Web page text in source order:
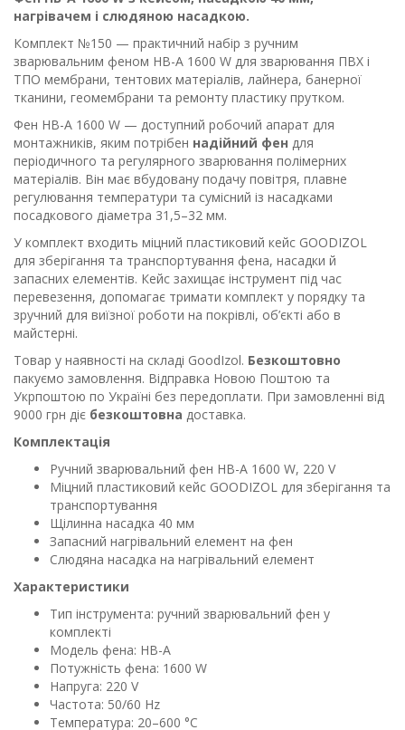
нагрівачем і слюдяною насадкою.
Комплект №150 — практичний набір з ручним
зварювальним феном HB-A 1600 W для зварювання ПВХ і
ТПО мембрани, тентових матеріалів, лайнера, банерної
тканини, геомембрани та ремонту пластику прутком.
Фен HB-A 1600 W — доступний робочий апарат для
монтажників, яким потрібен надійний фен для
періодичного та регулярного зварювання полімерних
матеріалів. Він має вбудовану подачу повітря, плавне
регулювання температури та сумісний із насадками
посадкового діаметра 31,5–32 мм.
У комплект входить міцний пластиковий кейс GOODIZOL
для зберігання та транспортування фена, насадки й
запасних елементів. Кейс захищає інструмент під час
перевезення, допомагає тримати комплект у порядку та
зручний для виїзної роботи на покрівлі, об’єкті або в
майстерні.
Товар у наявності на складі GoodIzol. Безкоштовно
пакуємо замовлення. Відправка Новою Поштою та
Укрпоштою по Україні без передоплати. При замовленні від
9000 грн діє безкоштовна доставка.
Комплектація
Ручний зварювальний фен HB-A 1600 W, 220 V
Міцний пластиковий кейс GOODIZOL для зберігання та
транспортування
Щілинна насадка 40 мм
Запасний нагрівальний елемент на фен
Слюдяна насадка на нагрівальний елемент
Характеристики
Тип інструмента: ручний зварювальний фен у
комплекті
Модель фена: HB-A
Потужність фена: 1600 W
Напруга: 220 V
Частота: 50/60 Hz
Температура: 20–600 °C